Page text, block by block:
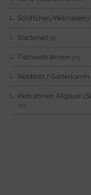
Schiffchen/
Starterset (6)
Tischwebrahmen (13)
Webblatt / Gatterkamm
Webrahmen Allgäuer
(8)